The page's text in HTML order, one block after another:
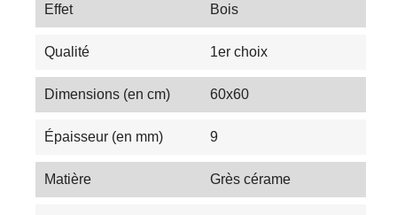
Effet Bois
Qualité 1er choix
Dimensions (en cm) 60x60
Épaisseur (en mm) 9
Matière Grès cérame